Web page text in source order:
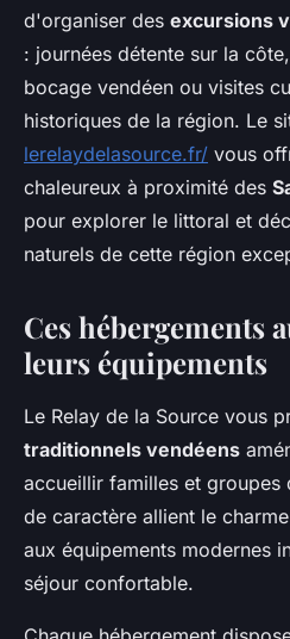
d'organiser des excursions
: journées détente sur la
bocage vendéen ou visites
historiques de la région. Le
lerelaydelasource.fr/ vous
chaleureux à proximité des
pour explorer le littoral et
naturels de cette région
Ces hébergements
leurs équipements
Le Relay de la Source vous
traditionnels vendéens
accueillir familles et groupes
de caractère allient le
aux équipements modernes
séjour confortable.